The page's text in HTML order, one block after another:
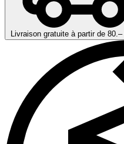
Livraison gratuite à partir de 80.–